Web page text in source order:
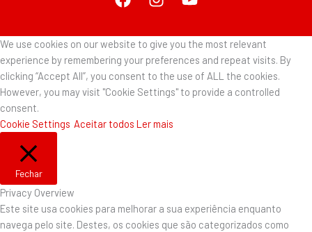
We use cookies on our website to give you the most relevant
experience by remembering your preferences and repeat visits. By
clicking “Accept All”, you consent to the use of ALL the cookies.
However, you may visit "Cookie Settings" to provide a controlled
consent.
Cookie Settings Aceitar todos Ler mais
Fechar
Privacy Overview
Este site usa cookies para melhorar a sua experiência enquanto
navega pelo site. Destes, os cookies que são categorizados como